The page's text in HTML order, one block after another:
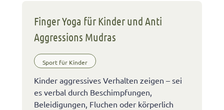
Finger Yoga für Kinder und Anti
Aggressions Mudras
Sport für Kinder
Kinder aggressives Verhalten zeigen – sei
es verbal durch Beschimpfungen,
Beleidigungen, Fluchen oder körperlich